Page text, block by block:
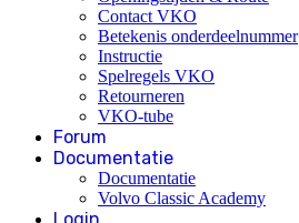
Contact VKO
Betekenis onderdeelnummer
Instructie
Spelregels VKO
Retourneren
VKO-tube
Forum
Documentatie
Documentatie
Volvo Classic Academy